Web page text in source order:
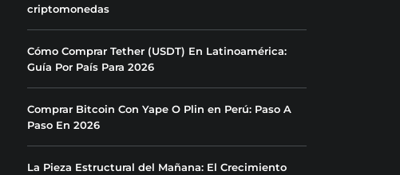
criptomonedas
Cómo Comprar Tether (USDT) En Latinoamérica:
Guía Por País Para 2026
Comprar Bitcoin Con Yape O Plin en Perú: Paso A
Paso En 2026
La Pieza Estructural del Mañana: El Crecimiento